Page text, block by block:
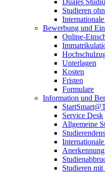
Duales
Studieren
Bewerbung und
Online-
Unterlagen
Kosten
Fristen
Formulare
Information und
Service Desk
Allgemeine
Studieren